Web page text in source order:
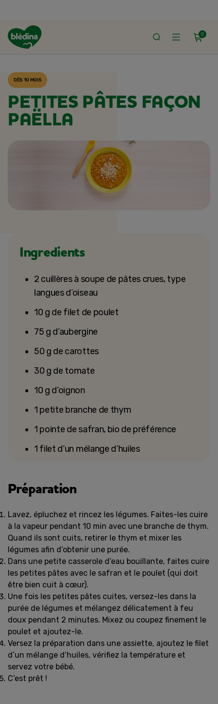
0
ACCUEIL
DÈS 10 MOIS
PETITES PÂTES FAÇON
PAËLLA
Ingredients
2 cuillères à soupe de pâtes crues, type
langues d’oiseau
10 g de filet de poulet
75 g d’aubergine
50 g de carottes
30 g de tomate
10 g d’oignon
1 petite branche de thym
1 pointe de safran, bio de préférence
1 filet d’un mélange d’huiles
Préparation
Lavez, épluchez et rincez les légumes. Faites-les cuire
à la vapeur pendant 10 min avec une branche de thym.
Quand ils sont cuits, retirer le thym et mixer les
légumes afin d’obtenir une purée.
Dans une petite casserole d’eau bouillante, faites cuire
les petites pâtes avec le safran et le poulet (qui doit
être bien cuit à cœur).
Une fois les petites pâtes cuites, versez-les dans la
purée de légumes et mélangez délicatement à feu
doux pendant 2 minutes. Mixez ou coupez finement le
poulet et ajoutez-le.
Versez la préparation dans une assiette, ajoutez le filet
d’un mélange d’huiles, vérifiez la température et
servez votre bébé.
C’est prêt !